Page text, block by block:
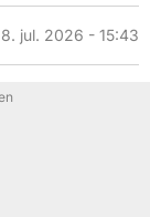
8. jul. 2026 - 15:43